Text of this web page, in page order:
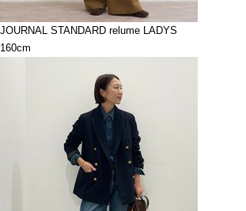
JOURNAL STANDARD relume LADYS
160cm